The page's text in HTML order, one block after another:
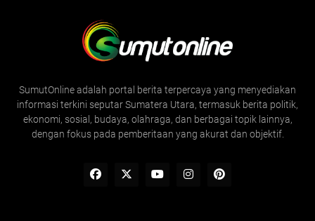
SumutOnline adalah portal berita terpercaya yang menyediakan
informasi terkini seputar Sumatera Utara, termasuk berita politik,
ekonomi, sosial, budaya, olahraga, dan berbagai topik lainnya,
dengan fokus pada pemberitaan yang akurat dan objektif.